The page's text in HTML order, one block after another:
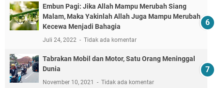
Embun Pagi: Jika Allah Mampu Merubah Siang
Malam, Maka Yakinlah Allah Juga Mampu Merubah
Kecewa Menjadi Bahagia
Juli 24, 2022 Tidak ada komentar
Tabrakan Mobil dan Motor, Satu Orang Meninggal
Dunia
November 10, 2021 Tidak ada komentar